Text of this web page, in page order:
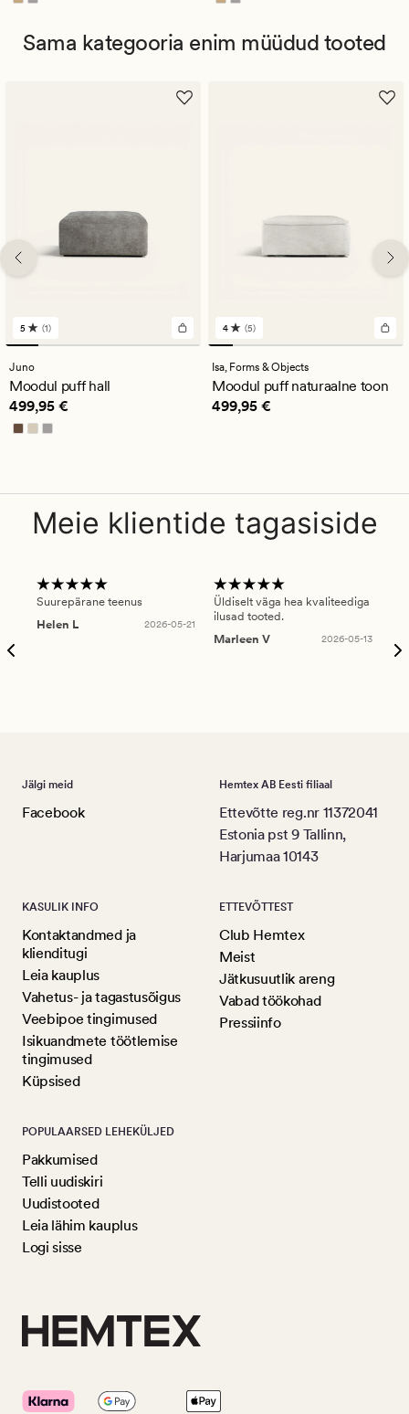
Sama kategooria enim müüdud tooted
1
arvustust
keskmise
hinnanguga
5
5 (1)
Juno
Moodul puff hall
Pris_ee 499,95 €
499,95 €
5
arvustust
keskmise
hinnanguga
4
4 (5)
Isa, Forms & Objects
Moodul puff naturaalne toon
Pris_ee 499,95 €
499,95 €
Meie klientide tagasiside
Suurepärane teenus
Helen L
2026-05-21
Üldiselt väga hea kvaliteediga
ilusad tooted.
Marleen V
2026-05-13
Jälgi meid
Facebook
Hemtex AB Eesti filiaal
Ettevõtte reg.nr 11372041
Estonia pst 9 Tallinn,
Harjumaa 10143
KASULIK INFO
Kontaktandmed ja
klienditugi
Leia kauplus
Vahetus- ja tagastusõigus
Veebipoe tingimused
Isikuandmete töötlemise
tingimused
Küpsised
ETTEVÕTTEST
Club Hemtex
Meist
Jätkusuutlik areng
Vabad töökohad
Pressiinfo
POPULAARSED LEHEKÜLJED
Pakkumised
Telli uudiskiri
Uudistooted
Leia lähim kauplus
Logi sisse